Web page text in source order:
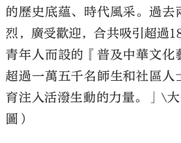
的歷史底蘊、時代風采。過去
烈，廣受歡迎，合共吸引超過
青年人而設的『普及中華文化
超過一萬五千名師生和社區人
育注入活潑生動的力量。」\大
圖）